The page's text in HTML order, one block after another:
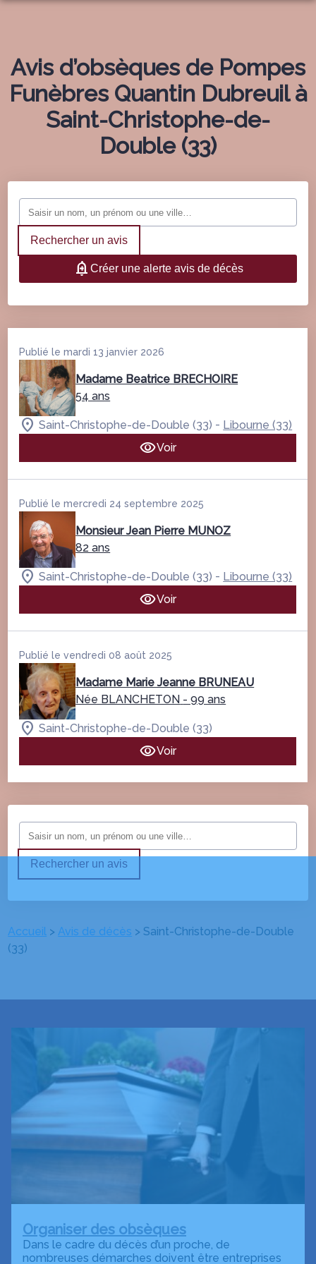
ORGANISER DES OBSÈQUES
PRÉVOIR SES OBSÈQUES
SERVICES AUX FAMILLES
NOS AGENCES
SAINT SEURIN SUR L’ISLE
SAINT-AIGULIN
NOTRE CHAMBRE FUNERAIRE
BOUTIQUE DE PLAQUES
ESPACES HOMMAGES
Avis d’obsèques de Pompes
Funèbres Quantin Dubreuil à
Saint-Christophe-de-
Double (33)
Rechercher un avis
Créer une alerte avis de décès
Publié le mardi 13 janvier 2026
Madame Beatrice BRECHOIRE
54 ans
Saint-Christophe-de-Double (33) - Libourne (33)
Voir
Publié le mercredi 24 septembre 2025
Monsieur Jean Pierre MUNOZ
82 ans
Saint-Christophe-de-Double (33) - Libourne (33)
Voir
Publié le vendredi 08 août 2025
Madame Marie Jeanne BRUNEAU
Née BLANCHETON - 99 ans
Saint-Christophe-de-Double (33)
Voir
Rechercher un avis
Accueil >Avis de décès > Saint-Christophe-de-Double
(33)
Organiser des obsèques
Dans le cadre du décès d’un proche, de
nombreuses démarches doivent être entreprises